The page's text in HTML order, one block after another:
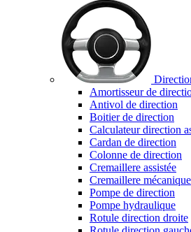
Amortisseur de
Antivol de direction
Boitier de direction
Calculateur direction
Cardan de direction
Colonne de direction
Cremaillere assistée
Cremaillere mécanique
Pompe de direction
Pompe hydraulique
Rotule direction droite